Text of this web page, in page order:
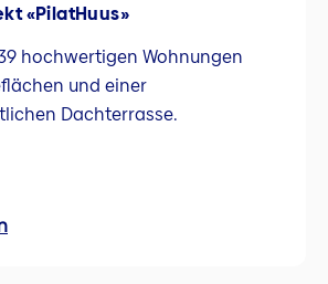
«PilatHuus»
hochwertigen Wohnungen
und einer
Dachterrasse.